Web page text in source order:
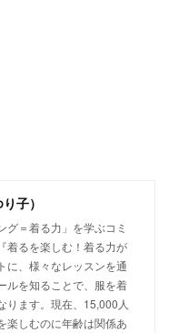
子）
グ＝着る力」を学ぶコミ
着るを楽しむ！着る力が
に、様々なレッスンを通
ルを知ることで、服を着
ります。現在、15,000人
楽しむのに年齢は関係あ